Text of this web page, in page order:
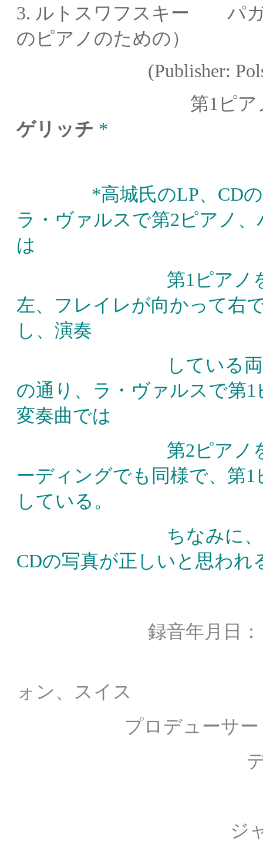
3. ルトスワフスキー パガ
のピアノのための）
(Publisher: Polskie
第1ピ
ゲリッチ *
*高城氏のLP、CDの解
ラ・ヴァルスで第2ピアノ
は
第1ピアノ
左、フレイレが向かって右
し、演奏
している両者によ
の通り 、ラ・ヴァルスで第
変奏曲では
第2ピアノ
ーディングでも同様で、第
している。
ちなみに、LPのジ
CDの写真が正しいと思われ
録音年月日
ォン、スイス
プロデューサ
ディレク
ジャケット